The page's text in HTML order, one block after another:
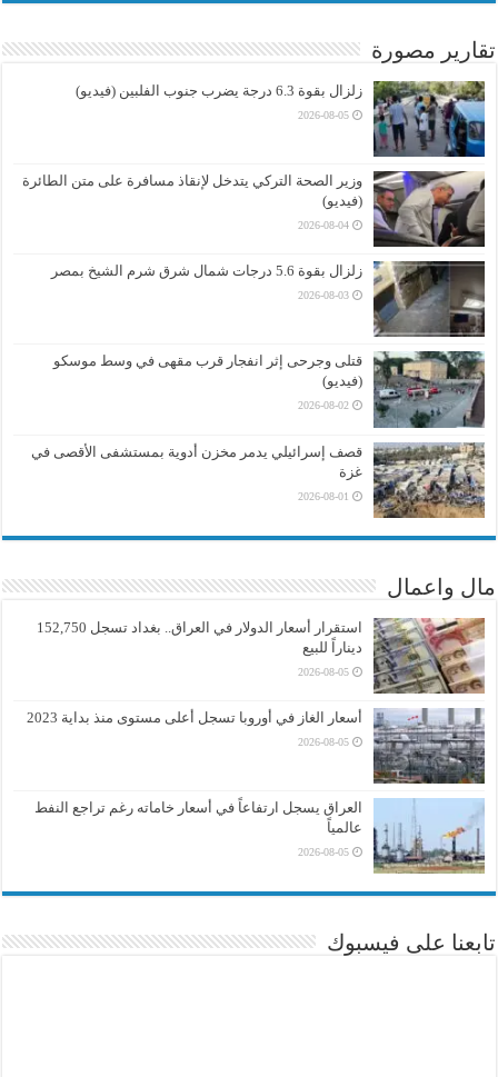
تقارير مصورة
زلزال بقوة 6.3 درجة يضرب جنوب الفلبين (فيديو)
2026-08-05
وزير الصحة التركي يتدخل لإنقاذ مسافرة على متن الطائرة
(فيديو)
2026-08-04
زلزال بقوة 5.6 درجات شمال شرق شرم الشيخ بمصر
2026-08-03
قتلى وجرحى إثر انفجار قرب مقهى في وسط موسكو
(فيديو)
2026-08-02
قصف إسرائيلي يدمر مخزن أدوية بمستشفى الأقصى في
غزة
2026-08-01
مال واعمال
استقرار أسعار الدولار في العراق.. بغداد تسجل 152,750
ديناراً للبيع
2026-08-05
أسعار الغاز في أوروبا تسجل أعلى مستوى منذ بداية 2023
2026-08-05
العراق يسجل ارتفاعاً في أسعار خاماته رغم تراجع النفط
عالمياً
2026-08-05
تابعنا على فيسبوك